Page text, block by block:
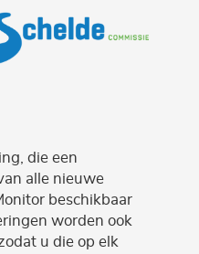
die een
alle nieuwe
beschikbaar
worden ook
zodat u die op elk